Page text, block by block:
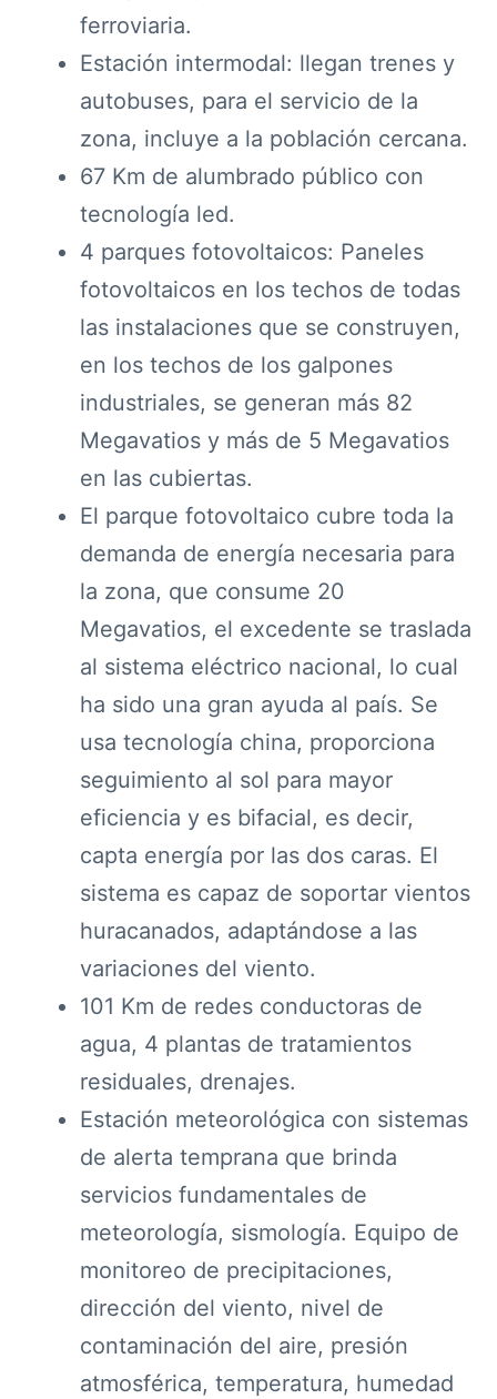
ferroviaria.
Estación intermodal: llegan trenes y
autobuses, para el servicio de la
zona, incluye a la población cercana.
67 Km de alumbrado público con
tecnología led.
4 parques fotovoltaicos: Paneles
fotovoltaicos en los techos de todas
las instalaciones que se construyen,
en los techos de los galpones
industriales, se generan más 82
Megavatios y más de 5 Megavatios
en las cubiertas.
El parque fotovoltaico cubre toda la
demanda de energía necesaria para
la zona, que consume 20
Megavatios, el excedente se traslada
al sistema eléctrico nacional, lo cual
ha sido una gran ayuda al país. Se
usa tecnología china, proporciona
seguimiento al sol para mayor
eficiencia y es bifacial, es decir,
capta energía por las dos caras. El
sistema es capaz de soportar vientos
huracanados, adaptándose a las
variaciones del viento.
101 Km de redes conductoras de
agua, 4 plantas de tratamientos
residuales, drenajes.
Estación meteorológica con sistemas
de alerta temprana que brinda
servicios fundamentales de
meteorología, sismología. Equipo de
monitoreo de precipitaciones,
dirección del viento, nivel de
contaminación del aire, presión
atmosférica, temperatura, humedad